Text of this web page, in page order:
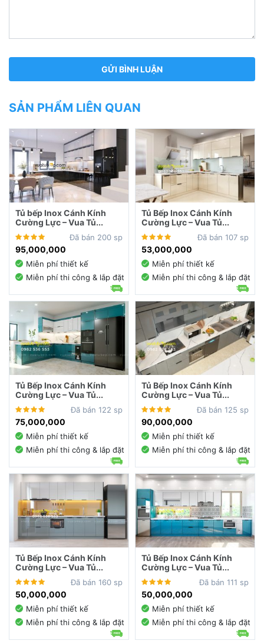
SẢN PHẨM LIÊN QUAN
Tủ bếp Inox Cánh Kính
Cường Lực – Vua Tủ...
Đã bán 200 sp
95,000,000
Miễn phí thiết kế
Miễn phí thi công & lắp đặt
Tủ Bếp Inox Cánh Kính
Cường Lực – Vua Tủ...
Đã bán 107 sp
53,000,000
Miễn phí thiết kế
Miễn phí thi công & lắp đặt
Tủ Bếp Inox Cánh Kính
Cường Lực – Vua Tủ...
Đã bán 122 sp
75,000,000
Miễn phí thiết kế
Miễn phí thi công & lắp đặt
Tủ Bếp Inox Cánh Kính
Cường Lực – Vua Tủ...
Đã bán 125 sp
90,000,000
Miễn phí thiết kế
Miễn phí thi công & lắp đặt
Tủ Bếp Inox Cánh Kính
Cường Lực – Vua Tủ...
Đã bán 160 sp
50,000,000
Miễn phí thiết kế
Miễn phí thi công & lắp đặt
Tủ Bếp Inox Cánh Kính
Cường Lực – Vua Tủ...
Đã bán 111 sp
50,000,000
Miễn phí thiết kế
Miễn phí thi công & lắp đặt